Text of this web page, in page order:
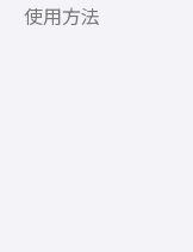
使用方法